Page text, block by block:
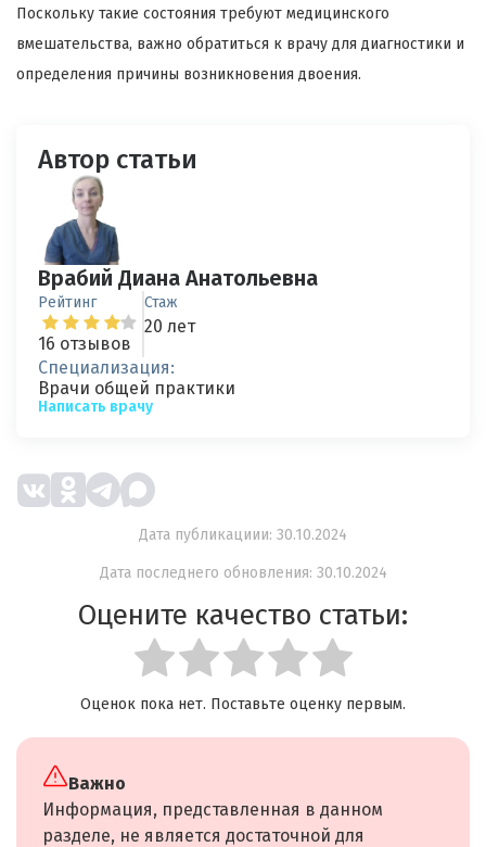
Поскольку такие состояния требуют медицинского
вмешательства, важно обратиться к врачу для диагностики и
определения причины возникновения двоения.
Автор статьи
Врабий Диана Анатольевна
Рейтинг
16 отзывов
Стаж
20 лет
Специализация:
Врачи общей практики
Написать врачу
Дата публикациии: 30.10.2024
Дата последнего обновления: 30.10.2024
Оцените качество статьи:
Оценок пока нет. Поставьте оценку первым.
Важно
Информация, представленная в данном
разделе, не является достаточной для